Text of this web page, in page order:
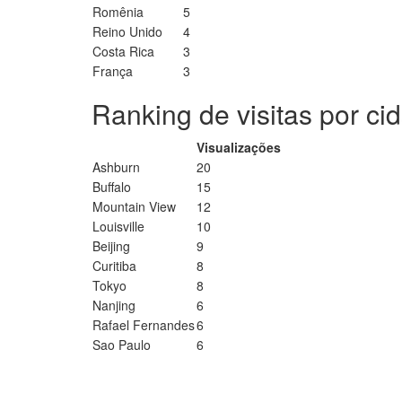
Romênia
5
Reino Unido
4
Costa Rica
3
França
3
Ranking de visitas por
Visualizações
Ashburn
20
Buffalo
15
Mountain View
12
Louisville
10
Beijing
9
Curitiba
8
Tokyo
8
Nanjing
6
Rafael Fernandes6
Sao Paulo
6